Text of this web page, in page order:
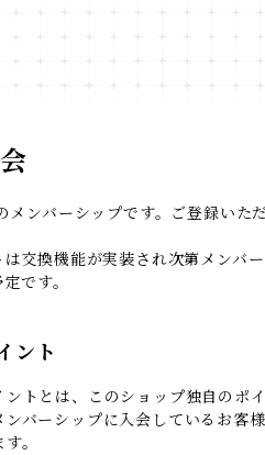
メンバーシップです。ご登録いた
交換機能が実装され次第メンバ
です。
ント
ントとは、このショップ独自のポ
ンバーシップに入会しているお客
。